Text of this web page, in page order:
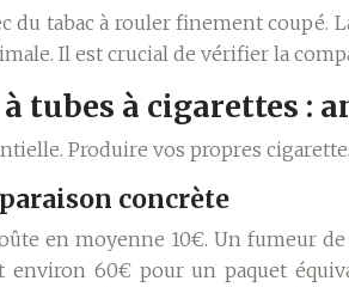
tabac à rouler finement coupé.
Il est crucial de vérifier la
tubes à cigarettes :
Produire vos propres
concrète
en moyenne 10€. Un fumeur
60€ pour un paquet